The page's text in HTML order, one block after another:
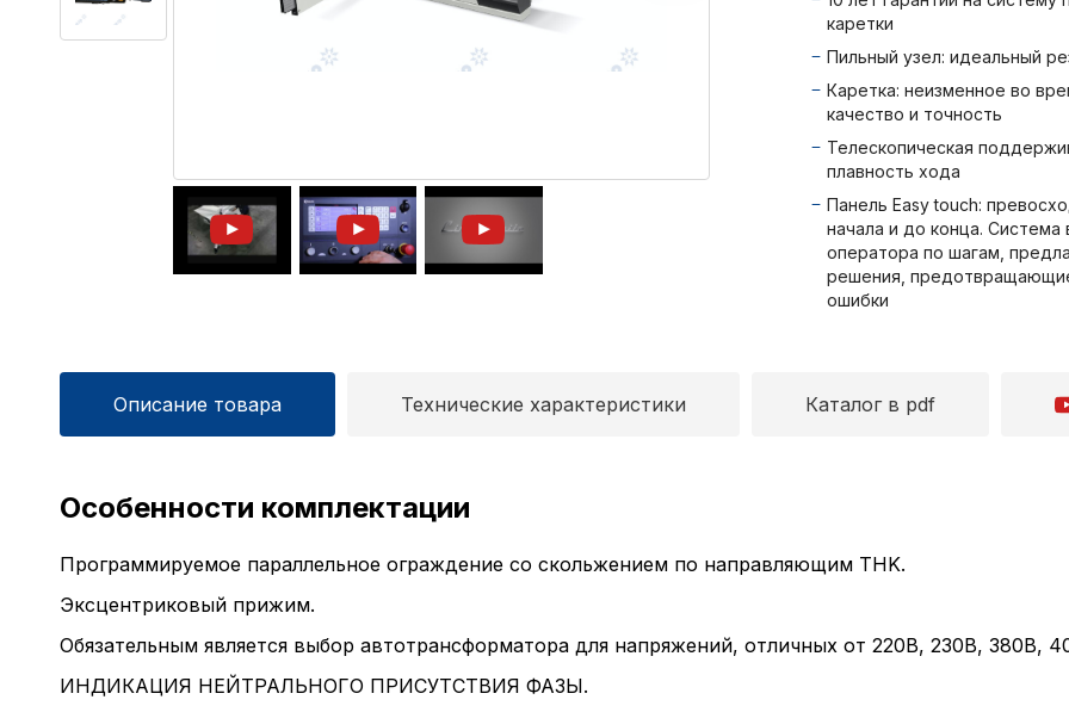
каретки
Пильный узел: идеальный
Каретка: неизменное во
качество и точность
Телескопическая
плавность хода
Панель Easy touch:
начала и до конца. Система
оператора по шагам,
решения,
ошибки
Описание товара Технические характеристики Каталог в pdf
Особенности комплектации
Программируемое параллельное ограждение со скольжением по направляющим THK.
Эксцентриковый прижим.
Обязательным является выбор автотрансформатора для напряжений, отличных от 220В, 230В, 380В,
ИНДИКАЦИЯ НЕЙТРАЛЬНОГО ПРИСУТСТВИЯ ФАЗЫ.